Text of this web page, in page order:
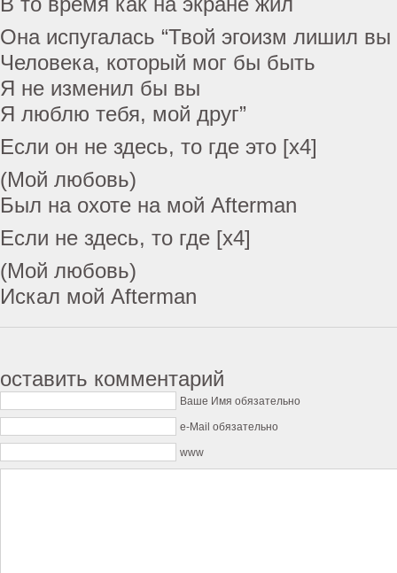
Она испугалась “Твой эгоизм лишил вы
Человека, который мог бы быть
Я не изменил бы вы
Я люблю тебя, мой друг”
Если он не здесь, то где это [x4]
(Мой любовь)
Был на охоте на мой Afterman
Если не здесь, то где [х4]
(Мой любовь)
Искал мой Afterman
оставить комментарий
Ваше Имя обязательно
e-Mail обязательно
www